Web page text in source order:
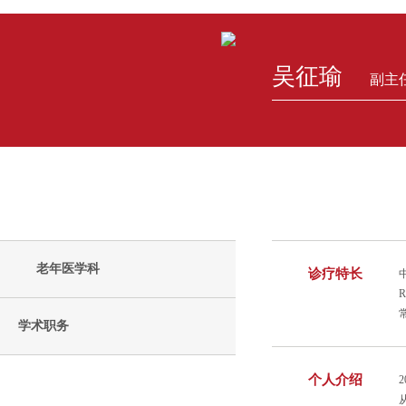
老年医学科
学术职务
吴征瑜 副主
诊疗特长
个人介绍